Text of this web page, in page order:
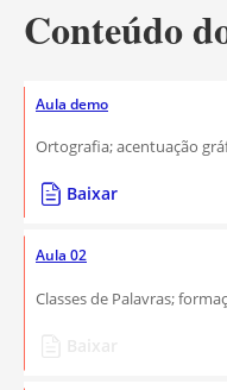
Conteúdo
Aula demo
Ortografia; acentuação
Baixar
Aula 02
Classes de Palavras;